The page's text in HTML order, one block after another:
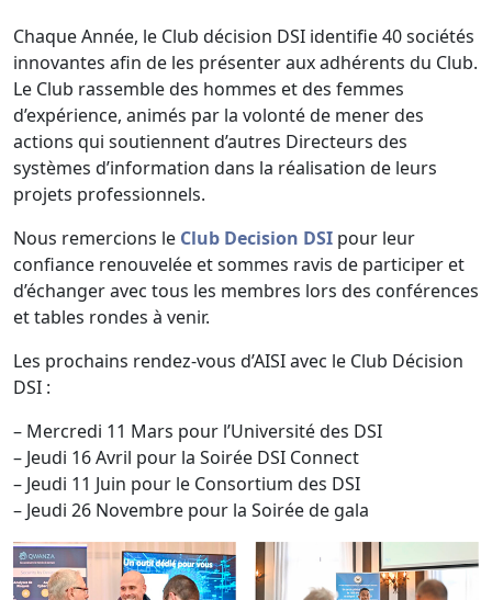
Chaque Année, le Club décision DSI identifie 40 sociétés
innovantes afin de les présenter aux adhérents du Club.
Le Club rassemble des hommes et des femmes
d’expérience, animés par la volonté de mener des
actions qui soutiennent d’autres Directeurs des
systèmes d’information dans la réalisation de leurs
projets professionnels.
Nous remercions le Club Decision DSI pour leur
confiance renouvelée et sommes ravis de participer et
d’échanger avec tous les membres lors des conférences
et tables rondes à venir.
Les prochains rendez-vous d’AISI avec le Club Décision
DSI :
– Mercredi 11 Mars pour l’Université des DSI
– Jeudi 16 Avril pour la Soirée DSI Connect
– Jeudi 11 Juin pour le Consortium des DSI
– Jeudi 26 Novembre pour la Soirée de gala